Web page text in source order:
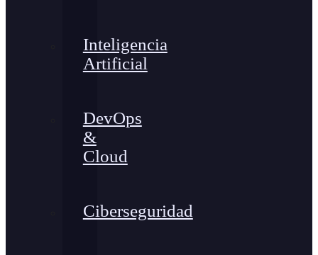
Inteligencia
Artificial
DevOps
&
Cloud
Ciberseguridad